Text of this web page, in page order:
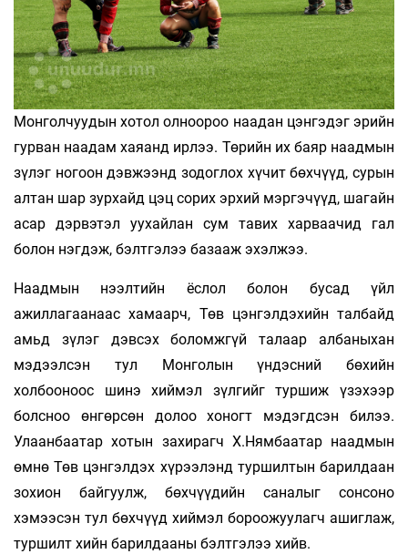
Монголчуудын хотол олноороо наадан цэнгэдэг эрийн
гурван наадам хаяанд ирлээ. Төрийн их баяр наадмын
зүлэг ногоон дэвжээнд зодоглох хүчит бөхчүүд, сурын
алтан шар зурхайд цэц сорих эрхий мэргэчүүд, шагайн
асар дэрвэтэл уухайлан сум тавих харваачид гал
болон нэгдэж, бэлтгэлээ базааж эхэлжээ.
Наадмын нээлтийн ёслол болон бусад үйл
ажиллагаанаас хамаарч, Төв цэнгэлдэхийн талбайд
амьд зүлэг дэвсэх боломжгүй талаар албаныхан
мэдээлсэн тул Монголын үндэсний бөхийн
холбооноос шинэ хиймэл зүлгийг туршиж үзэхээр
болсноо өнгөрсөн долоо хоногт мэдэгдсэн билээ.
Улаанбаатар хотын захирагч Х.Нямбаатар наадмын
өмнө Төв цэнгэлдэх хүрээлэнд туршилтын барилдаан
зохион байгуулж, бөхчүүдийн саналыг сонсоно
хэмээсэн тул бөхчүүд хиймэл бороожуулагч ашиглаж,
туршилт хийн барилдааны бэлтгэлээ хийв.